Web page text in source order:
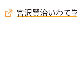
宮沢賢治いわて